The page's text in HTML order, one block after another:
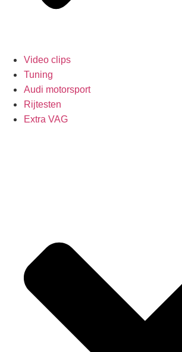
Video clips
Tuning
Audi motorsport
Rijtesten
Extra VAG